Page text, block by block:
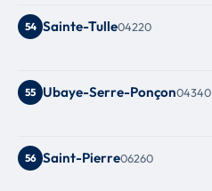
54 Sainte-Tulle04220
55 Ubaye-Serre-Ponçon04340
56 Saint-Pierre06260